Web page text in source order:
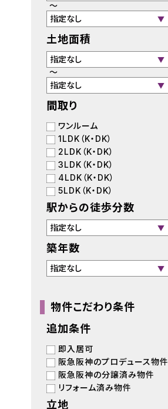
～
土地面積
～
間取り
ワンルーム
1LDK（K・DK）
2LDK（K・DK）
3LDK（K・DK）
4LDK（K・DK）
5LDK（K・DK）
駅からの徒歩分数
築年数
物件こだわり条件
追加条件
即入居可
阪急阪神のプロデュース物件
阪急阪神の分譲済み物件
リフォーム済み物件
立地